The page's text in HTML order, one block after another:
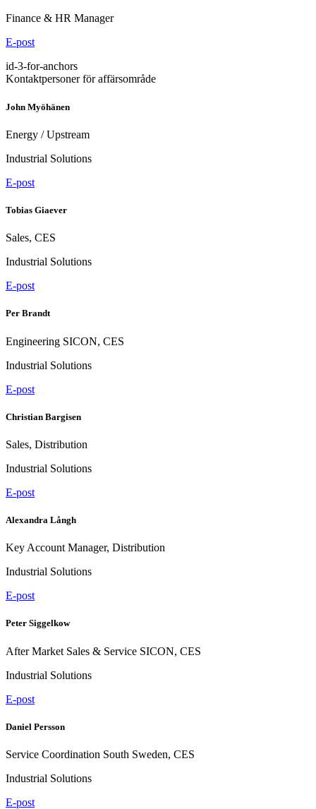
Finance & HR Manager
E-post
id-3-for-anchors
Kontaktpersoner för affärsområde
John Myöhänen
Energy / Upstream
Industrial Solutions
E-post
Tobias Giaever
Sales, CES
Industrial Solutions
E-post
Per Brandt
Engineering SICON, CES
Industrial Solutions
E-post
Christian Bargisen
Sales, Distribution
Industrial Solutions
E-post
Alexandra Långh
Key Account Manager, Distribution
Industrial Solutions
E-post
Peter Siggelkow
After Market Sales & Service SICON, CES
Industrial Solutions
E-post
Daniel Persson
Service Coordination South Sweden, CES
Industrial Solutions
E-post